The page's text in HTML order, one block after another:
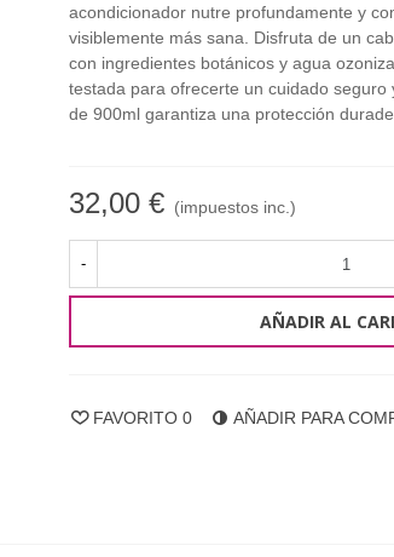
acondicionador nutre profundamente y
visiblemente más sana. Disfruta de un
con ingredientes botánicos y agua
testada para ofrecerte un cuidado
de 900ml garantiza una protección
32,00 € (impuestos inc.)
-
AÑADIR AL
FAVORITO 0 AÑADIR PARA